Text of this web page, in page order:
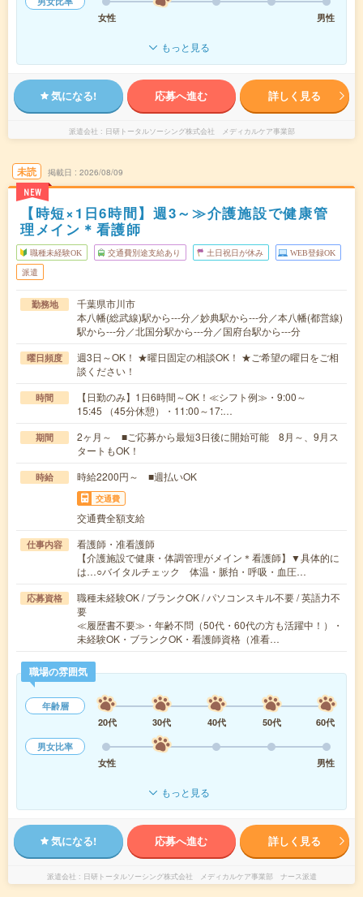
女性
男性
もっと見る
気になる! 応募へ進む 詳しく見る
派遣会社 日研トータルソーシング株式会社 メディカルケア事業部
未読
NEW
掲載日 2026/08/09
【時短×1日6時間】週3～≫介護施設で健康管
理メイン＊看護師
職種未経験OK 交通費別途支給あり 土日祝日が休み WEB登録OK
派遣
勤務地
千葉県市川市
本八幡(総武線)駅から---分／妙典駅から---分／本八幡(都営線)
駅から---分／北国分駅から---分／国府台駅から---分
曜日頻度
週3日～OK！ ★曜日固定の相談OK！ ★ご希望の曜日をご相
談ください！
時間
【日勤のみ】1日6時間～OK！≪シフト例≫・9:00～
15:45 （45分休憩）・11:00～17:…
期間
2ヶ月～ ■ご応募から最短3日後に開始可能 8月～、9月ス
タートもOK！
時給 時給2200円～ ■週払いOK
交通費
交通費全額支給
仕事内容
看護師・准看護師
【介護施設で健康・体調管理がメイン＊看護師】▼具体的に
は…○バイタルチェック 体温・脈拍・呼吸・血圧…
応募資格
職種未経験OK / ブランクOK / パソコンスキル不要 / 英語力不
要
≪履歴書不要≫・年齢不問（50代・60代の方も活躍中！）・
未経験OK・ブランクOK・看護師資格（准看…
職場の雰囲気
年齢層
20代
30代 40代 50代
60代
男女比率
女性
男性
もっと見る
気になる! 応募へ進む 詳しく見る
派遣会社 日研トータルソーシング株式会社 メディカルケア事業部 ナース派遣